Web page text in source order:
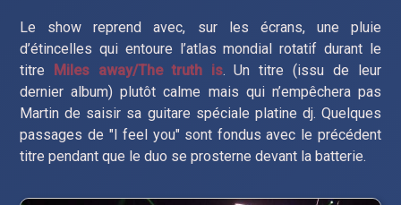
Le show reprend avec, sur les écrans, une pluie
d’étincelles qui entoure l’atlas mondial rotatif durant le
titre
Miles away/The truth is. Un titre (issu de leur
dernier album) plutôt calme mais qui n’empêchera pas
Martin de saisir sa guitare spéciale platine dj. Quelques
passages de "I feel you" sont fondus avec le précédent
titre pendant que le duo se prosterne devant la batterie.